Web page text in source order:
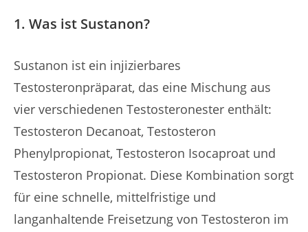
1. Was ist Sustanon?
Sustanon ist ein injizierbares
Testosteronpräparat, das eine Mischung aus
vier verschiedenen Testosteronester enthält:
Testosteron Decanoat, Testosteron
Phenylpropionat, Testosteron Isocaproat und
Testosteron Propionat. Diese Kombination sorgt
für eine schnelle, mittelfristige und
langanhaltende Freisetzung von Testosteron im